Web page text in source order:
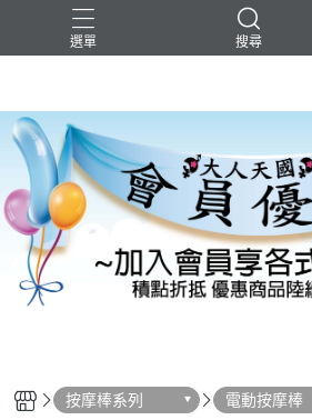
選單 搜尋
按摩棒系列 電動按摩棒